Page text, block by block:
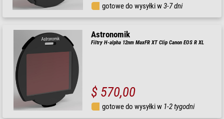
gotowe do wysyłki w3-7 dni
Astronomik
Filtry H-alpha 12nm MaxFR XT Clip Canon EOS R XL
$ 570,00
gotowe do wysyłki w 1-2 tygodni